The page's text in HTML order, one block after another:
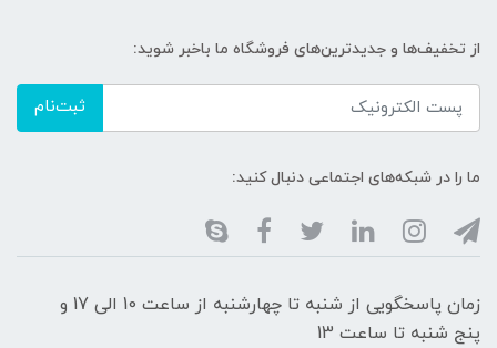
از تخفیف‌ها و جدیدترین‌های فروشگاه ما باخبر شوید:
ثبت‌نام
ما را در شبکه‌های اجتماعی دنبال کنید:
زمان پاسخگویی از شنبه تا چهارشنبه از ساعت 10 الی 17 و
پنج شنبه تا ساعت 13